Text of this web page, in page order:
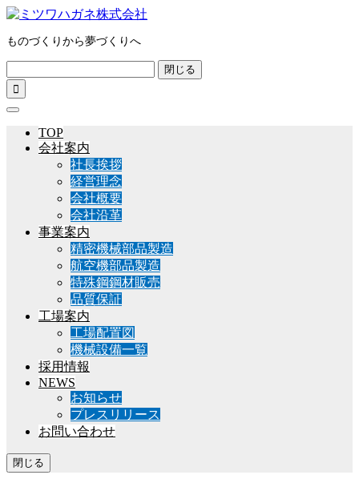
ものづくりから夢づくりへ
閉じる

TOP
会社案内
社長挨拶
経営理念
会社概要
会社沿革
事業案内
精密機械部品製造
航空機部品製造
特殊鋼鋼材販売
品質保証
工場案内
工場配置図
機械設備一覧
採用情報
NEWS
お知らせ
プレスリリース
お問い合わせ
閉じる